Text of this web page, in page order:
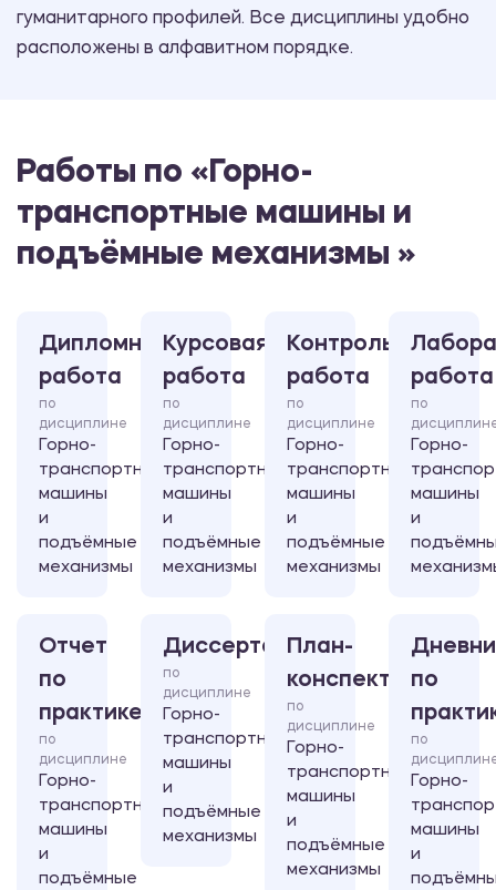
гуманитарного профилей. Все дисциплины удобно
расположены в алфавитном порядке.
Работы по «Горно-
транспортные машины и
подъёмные механизмы »
Дипломная
работа
по
дисциплине
Горно-
транспортные
машины
и
подъёмные
механизмы
Курсовая
работа
по
дисциплине
Горно-
транспортные
машины
и
подъёмные
механизмы
Контрольная
работа
по
дисциплине
Горно-
транспортные
машины
и
подъёмные
механизмы
работа
по
Горно-
машины
и
Отчет
по
практике
по
дисциплине
Горно-
транспортные
машины
и
подъёмные
Диссертация
по
дисциплине
Горно-
транспортные
машины
и
подъёмные
механизмы
План-
конспект
по
дисциплине
Горно-
транспортные
машины
и
подъёмные
механизмы
по
по
Горно-
машины
и